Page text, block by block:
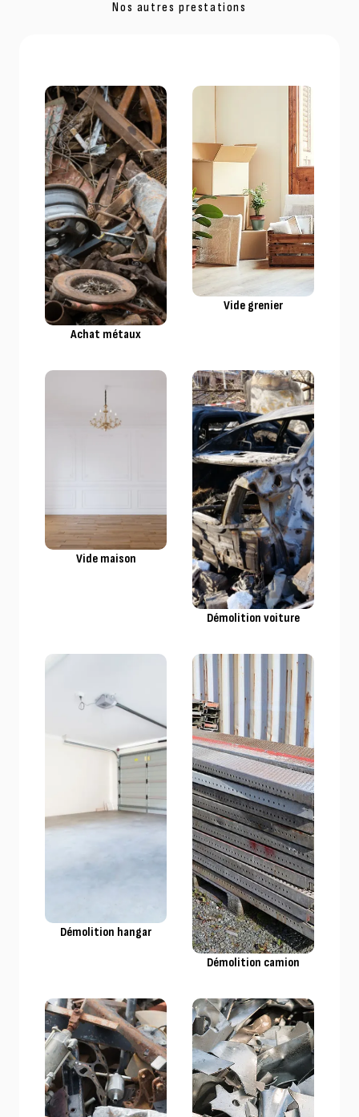
Nos autres prestations
Achat métaux
Vide grenier
Vide maison
Démolition voiture
Démolition hangar
Démolition camion